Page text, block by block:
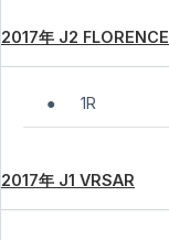
2017年 J2 FLORENCE
● 1R
2017年 J1 VRSAR